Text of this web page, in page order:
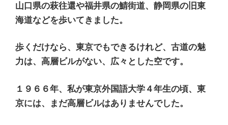
山口県の萩往還や福井県の鯖街道、静岡県の旧東
海道などを歩いてきました。
歩くだけなら、東京でもできるけれど、古道の魅
力は、高層ビルがない、広々とした空です。
１９６６年、私が東京外国語大学４年生の頃、東
京には、まだ高層ビルはありませんでした。